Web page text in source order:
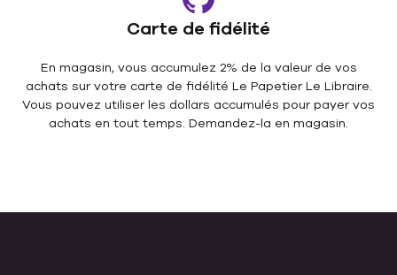
Carte de fidélité
En magasin, vous accumulez 2% de la valeur de vos
achats sur votre carte de fidélité Le Papetier Le Libraire.
Vous pouvez utiliser les dollars accumulés pour payer vos
achats en tout temps. Demandez-la en magasin.